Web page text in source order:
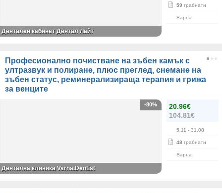
59 грабнати
Варна
Дентален кабинет Дентал Лайт
Професионално почистване на зъбен камък с
ултразвук и полиране, плюс преглед, снемане на
зъбен статус, реминерализираща терапия и грижа
за венците
20.96€
104.81€
5.11 - 31.08
48 грабнати
Варна
-80%
Дентална клиника Varna.Dentist